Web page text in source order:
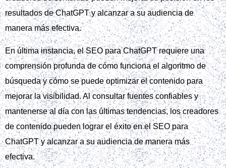
resultados de ChatGPT y alcanzar a su audiencia de
manera más efectiva.
En última instancia, el SEO para ChatGPT requiere una
comprensión profunda de cómo funciona el algoritmo de
búsqueda y cómo se puede optimizar el contenido para
mejorar la visibilidad. Al consultar fuentes confiables y
mantenerse al día con las últimas tendencias, los creadores
de contenido pueden lograr el éxito en el SEO para
ChatGPT y alcanzar a su audiencia de manera más
efectiva.